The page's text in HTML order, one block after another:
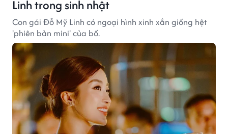
Linh trong sinh nhật
Con gái Đỗ Mỹ Linh có ngoại hình xinh xắn giống hệt
'phiên bản mini' của bố.